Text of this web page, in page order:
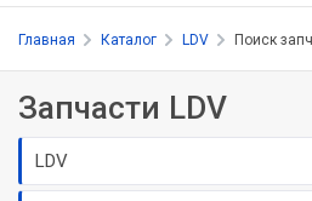
Главная Каталог LDV Поиск
Запчасти LDV
LDV